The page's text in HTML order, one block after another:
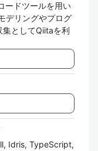
ードツールを用い
デリングやプログ
集としてQiitaを利
Idris, TypeScript,